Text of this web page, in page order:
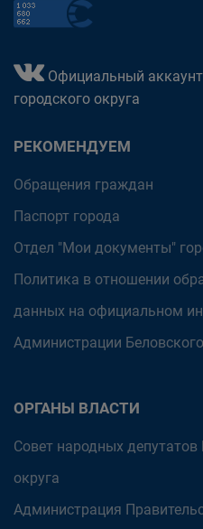
Официальный
городского округа
РЕКОМЕНДУЕМ
Обращения граждан
Паспорт города
Отдел "Мои документы"
Политика в отношении
данных на официальном
Администрации
ОРГАНЫ ВЛАСТИ
Совет народных депутатов
округа
Администрация